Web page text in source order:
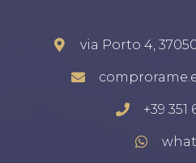
via Porto 4,
+39 351